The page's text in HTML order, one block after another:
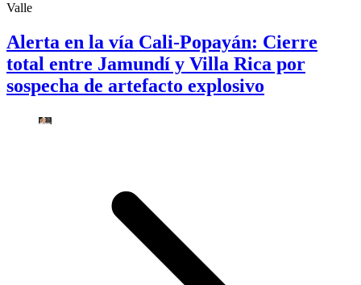
Valle
Alerta en la vía Cali-Popayán: Cierre
total entre Jamundí y Villa Rica por
sospecha de artefacto explosivo